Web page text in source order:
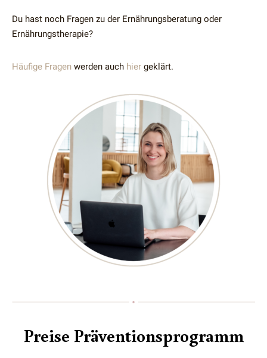
Du hast noch Fragen zu der Ernährungsberatung oder
Ernährungstherapie?
Häufige Fragen werden auch hier geklärt.
Preise Präventionsprogramm